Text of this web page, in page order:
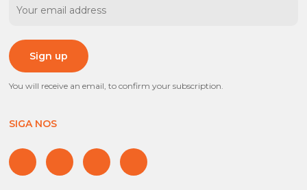
You will receive an email, to confirm your subscription.
SIGA NOS